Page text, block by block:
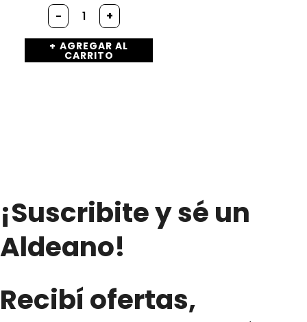
- Champiñones
(x
200g.)
cantidad
+
AGREGAR AL
CARRITO
¡Suscribite y sé un
Aldeano!
Recibí ofertas,